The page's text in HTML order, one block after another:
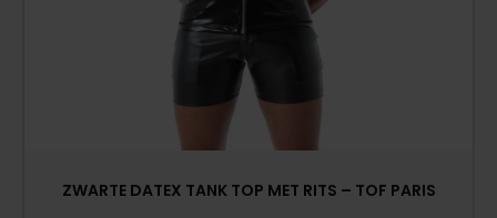
ZWARTE DATEX TANK TOP MET RITS – TOF PARIS